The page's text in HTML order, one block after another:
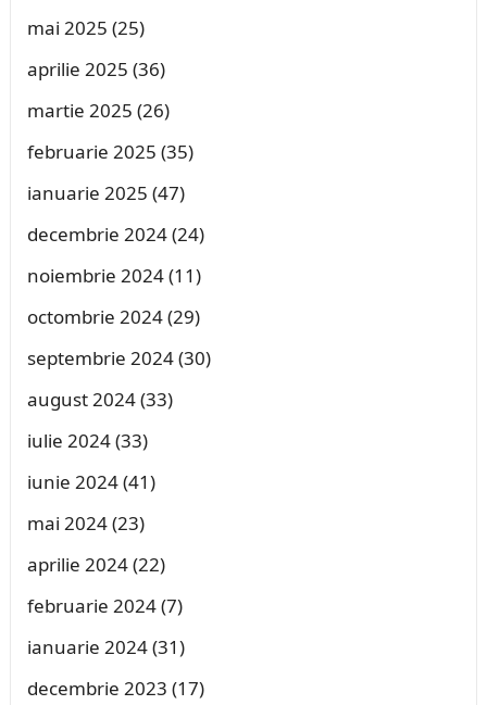
mai 2025 (25)
aprilie 2025 (36)
martie 2025 (26)
februarie 2025 (35)
ianuarie 2025 (47)
decembrie 2024(24)
noiembrie 2024(11)
octombrie 2024(29)
septembrie 2024(30)
august 2024(33)
iulie 2024(33)
iunie 2024(41)
mai 2024(23)
aprilie 2024(22)
februarie 2024(7)
ianuarie 2024(31)
decembrie 2023 (17)